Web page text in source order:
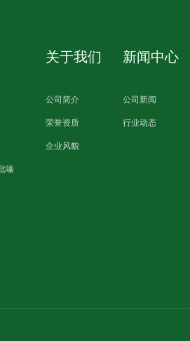
嗪
关于我们
公司简介
荣誉资质
企业风貌
新闻中心
公司新闻
行业动态